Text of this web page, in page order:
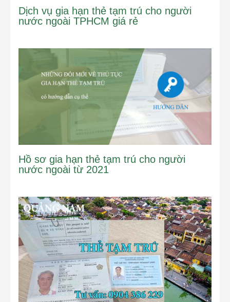
Dịch vụ gia hạn thẻ tạm trú cho người
nước ngoài TPHCM giá rẻ
Hồ sơ gia hạn thẻ tạm trú cho người
nước ngoài từ 2021